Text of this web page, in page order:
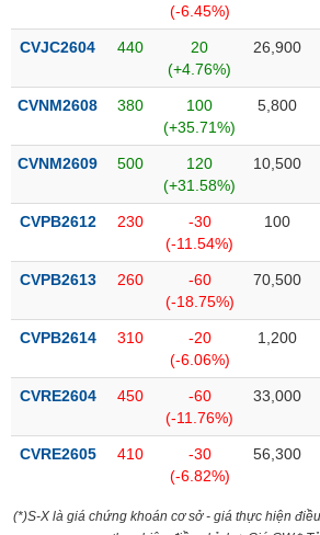
(-6.45%)
CVJC2604 440
20
(+4.76%)
26,900
CVNM2608 380
100
(+35.71%)
5,800
CVNM2609 500
120
(+31.58%)
10,500
CVPB2612 230
-30
(-11.54%)
100
CVPB2613 260
-60
(-18.75%)
70,500
CVPB2614 310
-20
(-6.06%)
1,200
CVRE2604 450
-60
(-11.76%)
33,000
CVRE2605 410
-30
(-6.82%)
56,300
(*)S-X là giá chứng khoán cơ sở - giá thực hiện